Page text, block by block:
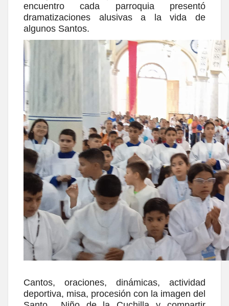
encuentro cada parroquia presentó
dramatizaciones alusivas a la vida de
algunos Santos.
Cantos, oraciones, dinámicas, actividad
deportiva, misa, procesión con la imagen del